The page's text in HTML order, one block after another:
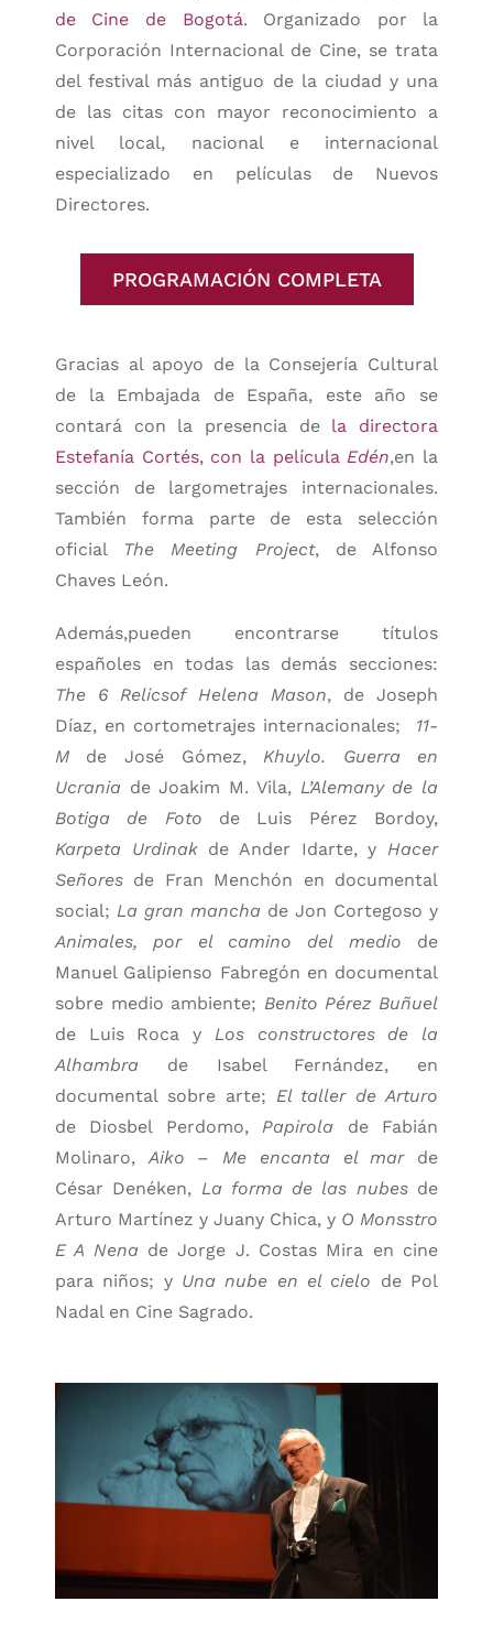
de Cine de Bogotá. Organizado por la
Corporación Internacional de Cine, se trata
del festival más antiguo de la ciudad y una
de las citas con mayor reconocimiento a
nivel local, nacional e internacional
especializado en películas de Nuevos
Directores.
PROGRAMACIÓN COMPLETA
Gracias al apoyo de la Consejería Cultural
de la Embajada de España, este año se
contará con la presencia dela directora
Estefanía Cortés, con la películaEdén,en la
sección de largometrajes internacionales.
También forma parte de esta selección
oficial The Meeting Project, de Alfonso
Chaves León.
Además,pueden encontrarse títulos
españoles en todas las demás secciones:
The 6 Relicsof Helena Mason, de Joseph
Díaz, en cortometrajes internacionales; 11-
Mde José Gómez, Khuylo. Guerra en
Ucraniade Joakim M. Vila, L’Alemany de la
Botiga de Foto de Luis Pérez Bordoy,
Karpeta Urdinak de Ander Idarte, y Hacer
Señoresde Fran Menchón en documental
social; La gran mancha de Jon Cortegoso y
Animales, por el camino del medio de
Manuel Galipienso Fabregón en documental
sobre medio ambiente; Benito Pérez Buñuel
de Luis Roca y Los constructores de la
Alhambra de Isabel Fernández, en
documental sobre arte; El taller de Arturo
de Diosbel Perdomo, Papirola de Fabián
Molinaro,Aiko – Me encanta el marde
César Denéken, La forma de las nubesde
Arturo Martínez y Juany Chica, y O Monsstro
E A Nenade Jorge J. Costas Mira en cine
para niños; y Una nube en el cielo de Pol
Nadal en Cine Sagrado.